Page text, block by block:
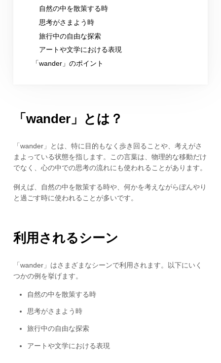
自然の中を散策する時
思考がさまよう時
旅行中の自由な探索
アートや文学における表現
「wander」のポイント
「wander」とは？
「wander」とは、特に目的もなく歩き回ることや、考えがさ
まよっている状態を指します。この言葉は、物理的な移動だけ
でなく、心の中での思考の流れにも使われることがあります。
例えば、自然の中を散策する時や、何かを考えながらぼんやり
と過ごす時に使われることが多いです。
利用されるシーン
「wander」はさまざまなシーンで利用されます。以下にいく
つかの例を挙げます。
自然の中を散策する時
思考がさまよう時
旅行中の自由な探索
アートや文学における表現